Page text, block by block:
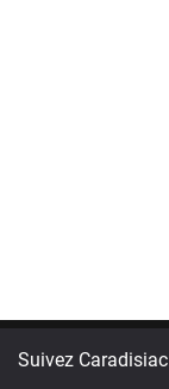
Suivez Caradisiac